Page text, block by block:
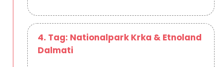
4. Tag: Nationalpark Krka & Etnoland
Dalmati